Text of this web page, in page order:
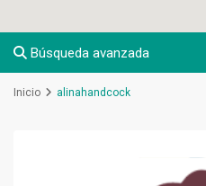
Búsqueda avanzada
Inicio alinahandcock